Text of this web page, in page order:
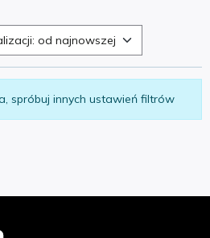
od najnowszej
spróbuj innych ustawień filtrów